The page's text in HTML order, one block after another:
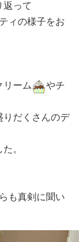
返って
ィの様子をお
リーム
やチ
りだくさんのデ
。
も真剣に聞い